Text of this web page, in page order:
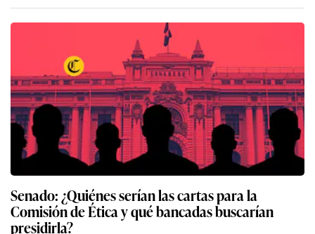
Senado: ¿Quiénes serían las cartas para la
Comisión de Ética y qué bancadas buscarían
presidirla?